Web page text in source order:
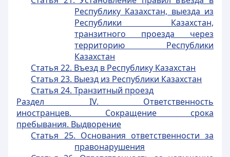
Республику Казахстан, выезда из
Республики Казахстан,
транзитного проезда через
территорию Республики
Казахстан
Статья 22. Въезд в Республику Казахстан
Статья 23. Выезд из Республики Казахстан
Статья 24. Транзитный проезд
Раздел IV. Ответственность
иностранцев. Сокращение срока
пребывания. Выдворение
Статья 25. Основания ответственности за
правонарушения